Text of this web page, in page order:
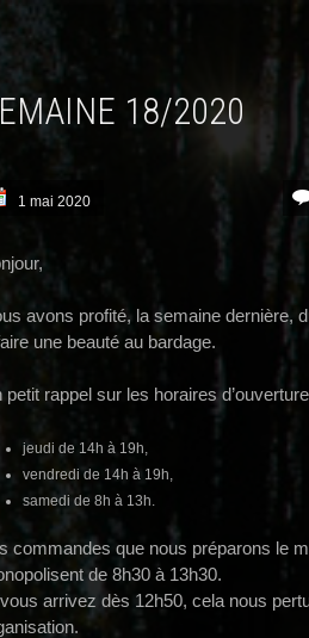
SEMAINE 18/2020
1 mai 2020
avons profité, la semaine dernière,
une beauté au bardage.
petit rappel sur les horaires
jeudi de 14h à 19h,
vendredi de 14h à 19h,
samedi de 8h à 13h.
commandes que nous préparons le
de 8h30 à 13h30.
arrivez dès 12h50, cela nous